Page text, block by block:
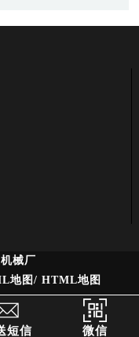
械厂
地图 / HTML地图
短信 微信